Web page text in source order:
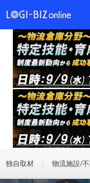
独自取材 物流施設/